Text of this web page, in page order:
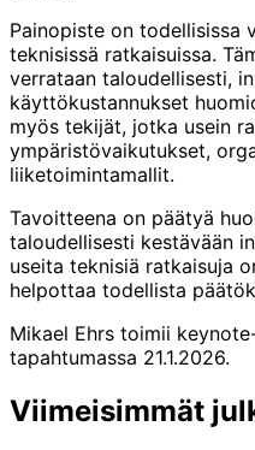
Painopiste on todellisissa
teknisissä ratkaisuissa.
verrataan taloudellisesti,
käyttökustannukset
myös tekijät, jotka usein
ympäristövaikutukset,
liiketoimintamallit.
Tavoitteena on päätyä
taloudellisesti kestävään
useita teknisiä ratkaisuja
helpottaa todellista
Mikael Ehrs toimii
tapahtumassa 21.1.2026.
Viimeisimmät